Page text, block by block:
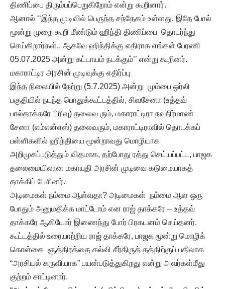
திணிப்பை திரும்பப்பெறுகிறோம் என்று கூறினார்.
ஆனால் ‘‘இந்த முடிவில் பெருந்த சந்தேகம் உள்ளது. இதே போல்
மூன்று முறை கூறி மீண்டும் ஹிந்தி திணிப்பை தொடர்ந்து
செய்கிறார்கள்,. ஆகவே ஹிந்திக்கு எதிராக எங்கள் பேரணி
05.07.2025 அன்று கட்டாயம் நடக்கும்’’ என்று கூறினர்.
மகாராட்டிர அரசின் முடிவுக்கு எதிர்ப்பு
இந்த நிலையில் நேற்று (5.7.2025) அன்று மும்பை ஒர்லி
பகுதியில் நடந்த பொதுக்கூட்டத்தில், சிவசேனா (உத்தவ்
பால்தாக்கரே பிரிவு) தலைவ ரும், மகாராட்டிரா நவநிர்மாண்
சேனா (எம்என்எஸ்) தலைவரும், மகாராட்டிராவில் தொடக்கப்
பள்ளிகளில் ஹிந்தியை மூன்றாவது மொழியாக
அறிமுகப்படுத்தும் விதமாக, தற்போது ரத்து செய்யப்பட்ட, பாஜக
தலைமையிலான மகாயுதி அரசின் முடிவை கடுமையாகத்
தாக்கிப் பேசினர்.
அடிமைகள் நம்மை ஆள்வதா? அடிமைகள் நம்மை ஆள ஒரு
போதும் அனுமதிக்க மாட்டோம் என ராஜ் தாக்கரே – உத்தவ்
தாக்கரே ஆகியோர் இணைந்து போர் பிரகடனம் செய்தனர்.
கூட்டத்தில் உரையாற்றிய ராஜ் தாக்கரே, பாஜக மூன்று மொழிக்
கொள்கை சூத்திரத்தை கல்வி சீர்திருத் தத்திற்குப் பதிலாக
“அரசியல் கருவியாக” பயன்படுத்துகிறது என்று அவர்கள்மீது
குற்றம் சாட்டினார்.